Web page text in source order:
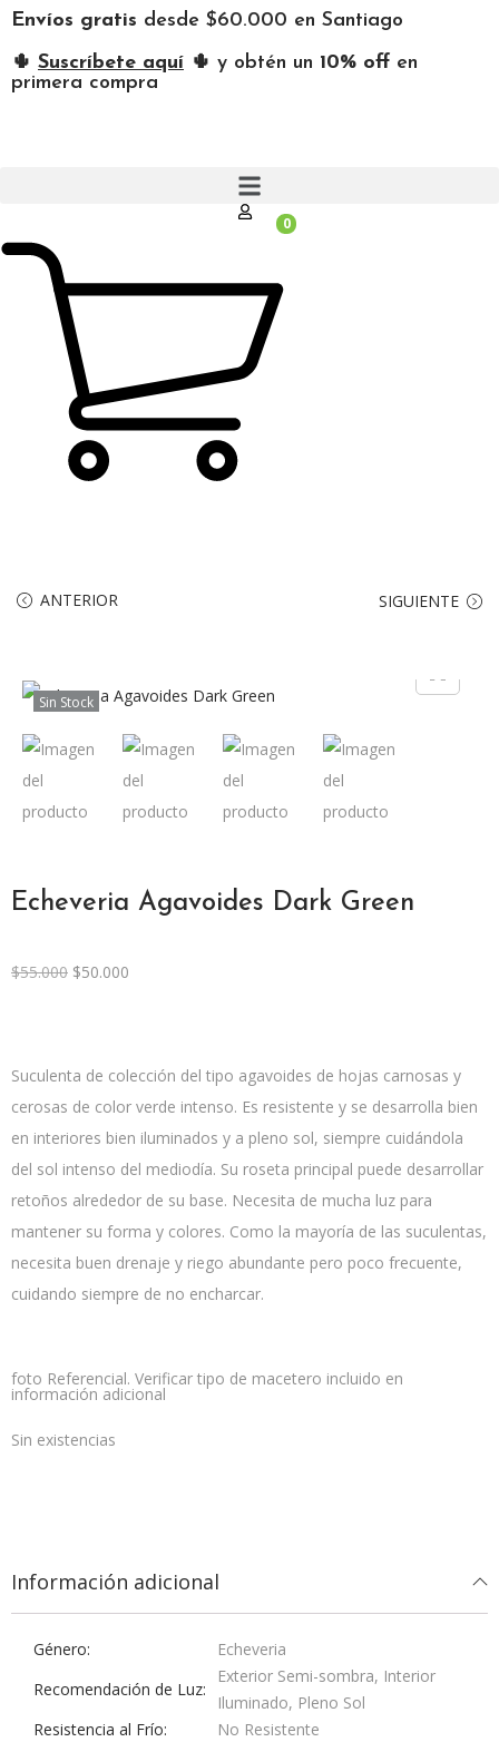
Envíos gratis desde $60.000 en Santiago
🌵 Suscríbete aquí 🌵 y obtén un 10% off en
primera compra
0
ANTERIOR SIGUIENTE
Sin Stock
Echeveria Agavoides Dark Green
$55.000 $50.000
Suculenta de colección del tipo agavoides de hojas carnosas y
cerosas de color verde intenso. Es resistente y se desarrolla bien
en interiores bien iluminados y a pleno sol, siempre cuidándola
del sol intenso del mediodía. Su roseta principal puede desarrollar
retoños alrededor de su base. Necesita de mucha luz para
mantener su forma y colores. Como la mayoría de las suculentas,
necesita buen drenaje y riego abundante pero poco frecuente,
cuidando siempre de no encharcar.
foto Referencial. Verificar tipo de macetero incluido en
información adicional
Sin existencias
Información adicional
Género
Echeveria
Recomendación de Luz
Exterior Semi-sombra, Interior
Iluminado, Pleno Sol
Resistencia al Frío
No Resistente